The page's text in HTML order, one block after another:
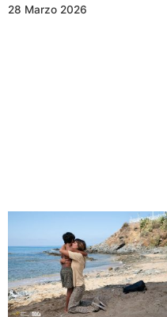
28 Marzo 2026